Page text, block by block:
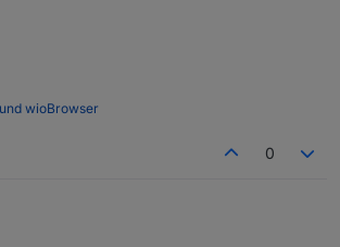
Script läuft.
und Temp sind ja eher Schöner Wohnen.
wioBrowser
0